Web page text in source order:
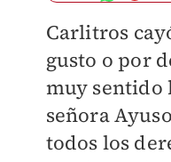
Carlitros
gusto o por
muy sentido
señora
todos los